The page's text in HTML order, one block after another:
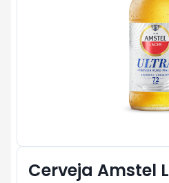
Cerveja Amstel